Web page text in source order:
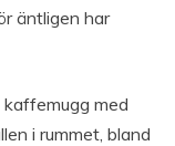
äntligen har
med
i rummet, bland